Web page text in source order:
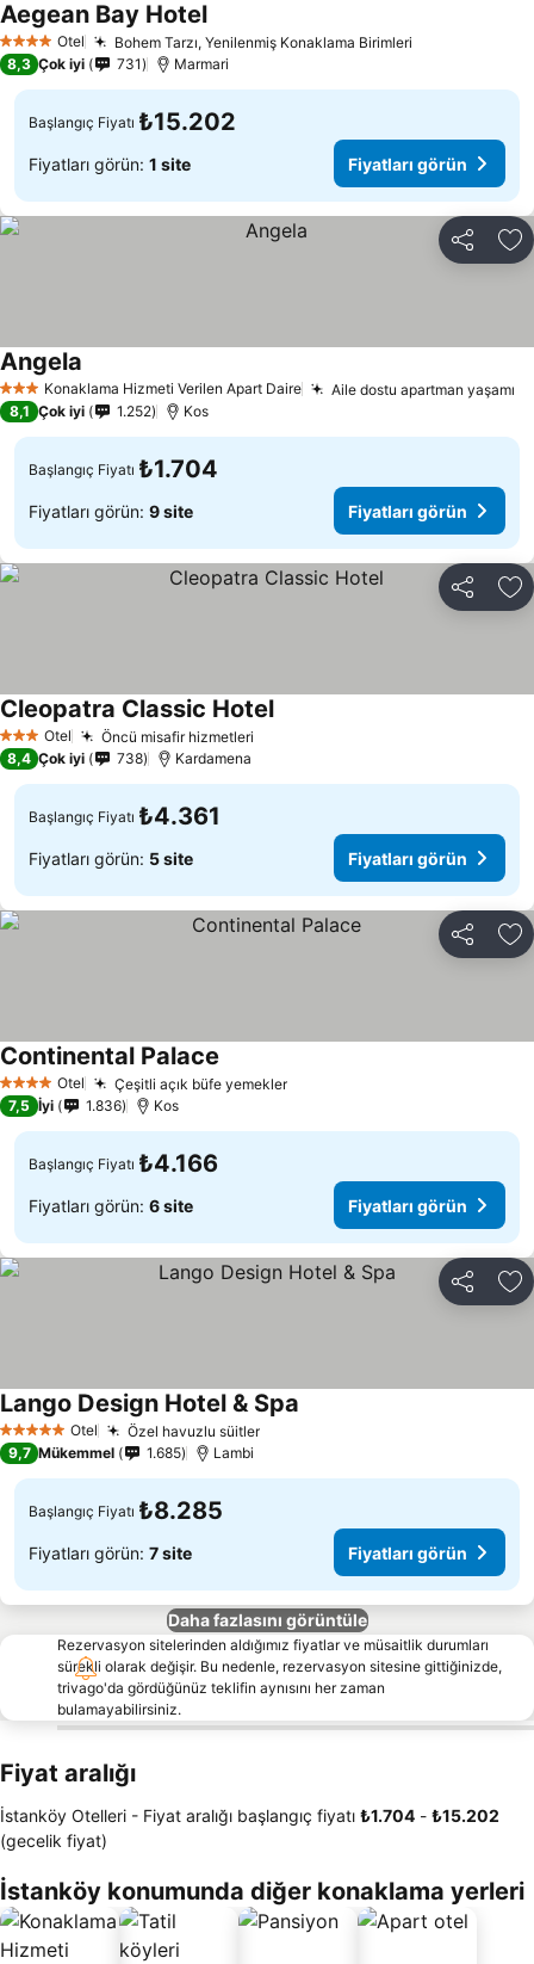
4 Yıldız Otel Bohem Tarzı, Yenilenmiş Konaklama Birimleri
Aegean Bay HotelFiyatları görün
8,3 Çok iyi 731 Marmari
Başlangıç Fiyatı ₺15.202
Fiyatları görün: 1 site Fiyatları görün
Paylaş
3 YıldızKonaklama Hizmeti Verilen Apart Daire Aile dostu apartman yaşamı
Angela
8,1 Çok iyi 1.252 Kos
Başlangıç Fiyatı ₺1.704
Fiyatları görün: 9 site Fiyatları görün
Paylaş
3 YıldızOtel Öncü misafir hizmetleri
Cleopatra Classic HotelFiyatları görün
8,4 Çok iyi 738 Kardamena
Başlangıç Fiyatı ₺4.361
Fiyatları görün: 5 site Fiyatları görün
Paylaş
4 Yıldız Otel Çeşitli açık büfe yemeklerFiyatları görün
Continental Palace
7,5 İyi 1.836 Kos
Başlangıç Fiyatı ₺4.166
Fiyatları görün: 6 site Fiyatları görün
Paylaş
5 Yıldız Otel Özel havuzlu süitlerFiyatları görün
Lango Design Hotel & Spa
9,7 Mükemmel 1.685 Lambi
Başlangıç Fiyatı ₺8.285
Fiyatları görün: 7 site Fiyatları görün
Daha fazlasını görüntüle
Rezervasyon sitelerinden aldığımız fiyatlar ve müsaitlik durumları
sürekli olarak değişir. Bu nedenle, rezervasyon sitesine gittiğinizde,
trivago'da gördüğünüz teklifin aynısını her zaman
bulamayabilirsiniz.
Fiyat aralığı
İstanköy Otelleri - Fiyat aralığı başlangıç fiyatı ‎₺1.704 - ‎₺15.202
(gecelik fiyat)
İstanköy konumunda diğer konaklama yerleri